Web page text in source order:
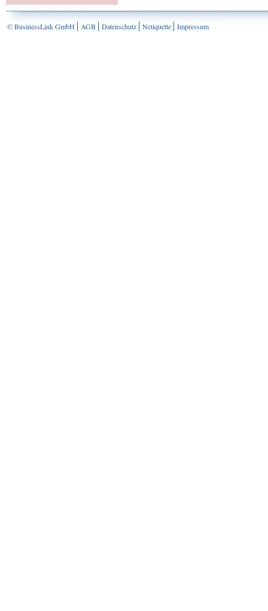
© BusinessLink GmbH AGB Datenschutz Netiquette Impressum